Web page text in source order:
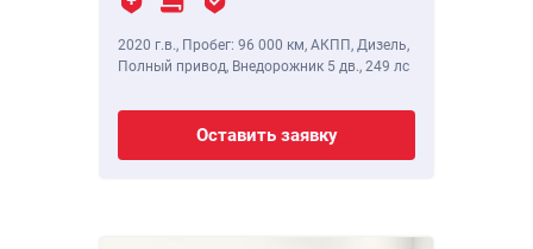
2020 г.в., Пробег: 96 000 км, АКПП, Дизель,
Полный привод, Внедорожник 5 дв., 249 лс
Оставить заявку